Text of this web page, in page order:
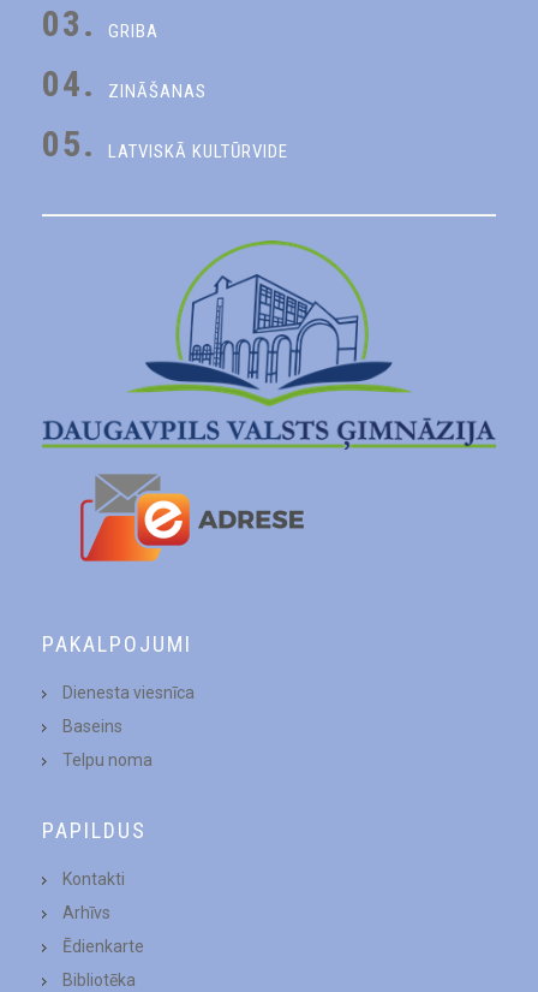
03. GRIBA
04. ZINĀŠANAS
05. LATVISKĀ KULTŪRVIDE
PAKALPOJUMI
Dienesta viesnīca
Baseins
Telpu noma
PAPILDUS
Kontakti
Arhīvs
Ēdienkarte
Bibliotēka